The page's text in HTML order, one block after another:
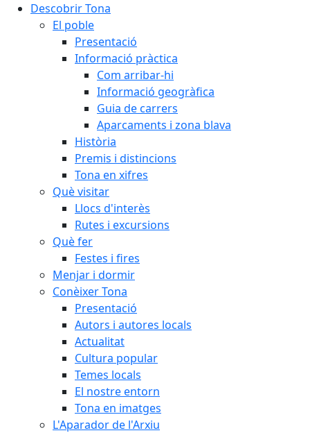
Descobrir Tona
El poble
Presentació
Informació pràctica
Com arribar-hi
Informació geogràfica
Guia de carrers
Aparcaments i zona blava
Història
Premis i distincions
Tona en xifres
Què visitar
Llocs d'interès
Rutes i excursions
Què fer
Festes i fires
Menjar i dormir
Conèixer Tona
Presentació
Autors i autores locals
Actualitat
Cultura popular
Temes locals
El nostre entorn
Tona en imatges
L'Aparador de l'Arxiu